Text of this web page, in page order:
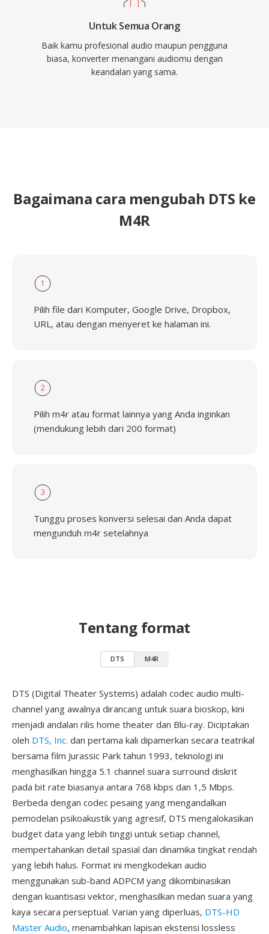
Untuk Semua Orang
Baik kamu profesional audio maupun pengguna
biasa, konverter menangani audiomu dengan
keandalan yang sama.
Bagaimana cara mengubah DTS ke
M4R
1
Pilih file dari Komputer, Google Drive, Dropbox,
URL, atau dengan menyeret ke halaman ini.
2
Pilih m4r atau format lainnya yang Anda inginkan
(mendukung lebih dari 200 format)
3
Tunggu proses konversi selesai dan Anda dapat
mengunduh m4r setelahnya
Tentang format
DTS M4R
DTS (Digital Theater Systems) adalah codec audio multi-
channel yang awalnya dirancang untuk suara bioskop, kini
menjadi andalan rilis home theater dan Blu-ray. Diciptakan
oleh DTS, Inc. dan pertama kali dipamerkan secara teatrikal
bersama film Jurassic Park tahun 1993, teknologi ini
menghasilkan hingga 5.1 channel suara surround diskrit
pada bit rate biasanya antara 768 kbps dan 1,5 Mbps.
Berbeda dengan codec pesaing yang mengandalkan
pemodelan psikoakustik yang agresif, DTS mengalokasikan
budget data yang lebih tinggi untuk setiap channel,
mempertahankan detail spasial dan dinamika tingkat rendah
yang lebih halus. Format ini mengkodekan audio
menggunakan sub-band ADPCM yang dikombinasikan
dengan kuantisasi vektor, menghasilkan medan suara yang
kaya secara perseptual. Varian yang diperluas, DTS-HD
Master Audio, menambahkan lapisan ekstensi lossless